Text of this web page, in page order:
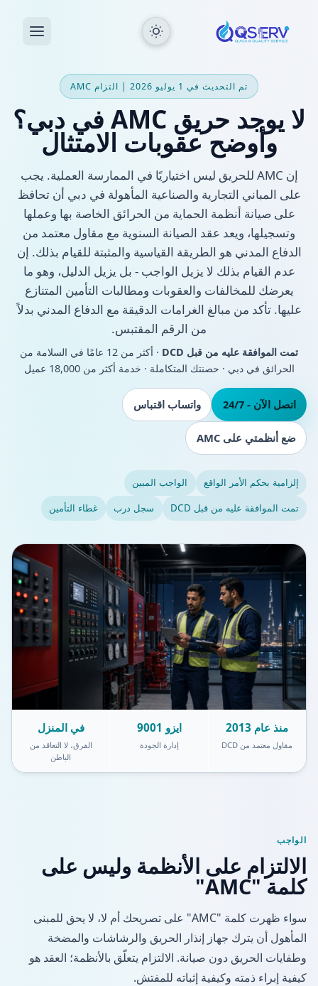
تم التحديث في 1 يوليو 2026 | التزام AMC
لا يوجد حريق AMC في دبي؟
وأوضح عقوبات الامتثال
إن AMC للحريق ليس اختياريًا في الممارسة العملية. يجب
على المباني التجارية والصناعية المأهولة في دبي أن تحافظ
على صيانة أنظمة الحماية من الحرائق الخاصة بها وعملها
وتسجيلها، ويعد عقد الصيانة السنوية مع مقاول معتمد من
الدفاع المدني هو الطريقة القياسية والمثبتة للقيام بذلك. إن
عدم القيام بذلك لا يزيل الواجب - بل يزيل الدليل، وهو ما
يعرضك للمخالفات والعقوبات ومطالبات التأمين المتنازع
عليها. تأكد من مبالغ الغرامات الدقيقة مع الدفاع المدني بدلاً
من الرقم المقتبس.
تمت الموافقة عليه من قبل DCD
· أكثر من 12 عامًا في السلامة من
الحرائق في دبي · حصنتك المتكاملة · خدمة أكثر من 18,000 عميل
اتصل الآن - 24/7 واتساب اقتباس
ضع أنظمتي على AMC
إلزامية بحكم الأمر الواقع
الواجب المبين
تمت الموافقة عليه من قبل DCD
سجل درب غطاء التأمين
منذ عام 2013
مقاول معتمد من DCD
ايزو 9001
إدارة الجودة
في المنزل
الفرق، لا التعاقد من
الباطن
الواجب
الالتزام على الأنظمة وليس على
كلمة "AMC"
سواء ظهرت كلمة "AMC" على تصريحك أم لا، لا يحق للمبنى
المأهول أن يترك جهاز إنذار الحريق والرشاشات والمضخة
وطفايات الحريق دون صيانة. الالتزام يتعلّق بالأنظمة؛ العقد هو
كيفية إبراء ذمته وكيفية إثباته للمفتش.